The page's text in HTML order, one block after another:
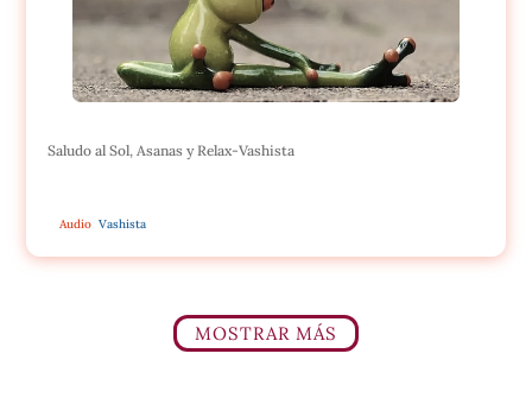
Saludo al Sol, Asanas y Relax-Vashista
Audio Vashista
MOSTRAR MÁS